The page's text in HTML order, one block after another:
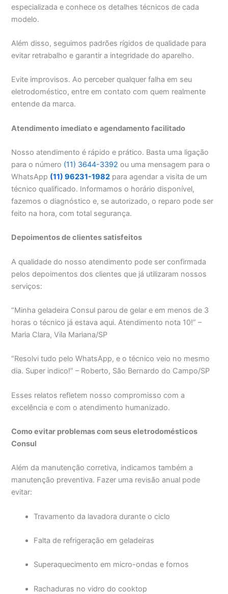
especializada e conhece os detalhes técnicos de cada
modelo.
Além disso, seguimos padrões rígidos de qualidade para
evitar retrabalho e garantir a integridade do aparelho.
Evite improvisos. Ao perceber qualquer falha em seu
eletrodoméstico, entre em contato com quem realmente
entende da marca.
Atendimento imediato e agendamento facilitado
Nosso atendimento é rápido e prático. Basta uma ligação
para o número (11) 3644-3392 ou uma mensagem para o
WhatsApp (11) 96231-1982 para agendar a visita de um
técnico qualificado. Informamos o horário disponível,
fazemos o diagnóstico e, se autorizado, o reparo pode ser
feito na hora, com total segurança.
Depoimentos de clientes satisfeitos
A qualidade do nosso atendimento pode ser confirmada
pelos depoimentos dos clientes que já utilizaram nossos
serviços:
“Minha geladeira Consul parou de gelar e em menos de 3
horas o técnico já estava aqui. Atendimento nota 10!” –
Maria Clara, Vila Mariana/SP
“Resolvi tudo pelo WhatsApp, e o técnico veio no mesmo
dia. Super indico!” – Roberto, São Bernardo do Campo/SP
Esses relatos refletem nosso compromisso com a
excelência e com o atendimento humanizado.
Como evitar problemas com seus eletrodomésticos
Consul
Além da manutenção corretiva, indicamos também a
manutenção preventiva. Fazer uma revisão anual pode
evitar:
Travamento da lavadora durante o ciclo
Falta de refrigeração em geladeiras
Superaquecimento em micro-ondas e fornos
Rachaduras no vidro do cooktop